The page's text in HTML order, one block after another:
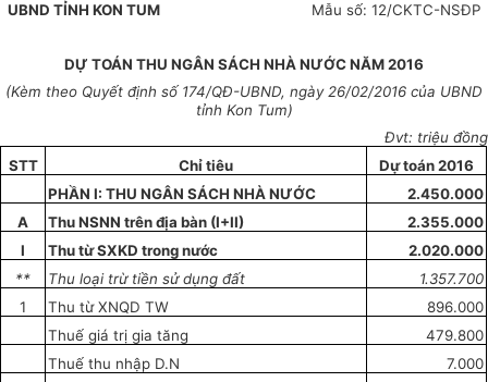
UBNDTỈNHKON TUM Mẫu số: 12/CKTC-NSĐP
DỰ TOÁN THU NGÂN SÁCH NHÀ NƯỚC NĂM 2016
(Kèm theo Quyết định số 174/QĐ-UBND, ngày26/02/2016 của UBND
tỉnh Kon Tum)
Đvt: triệu đồng
STT
Chỉ tiêu
Dự toán 2016
PHẦN I: THU NGÂN SÁCH NHÀ NƯỚC
2.450.000
A
Thu NSNN trên địa bàn (I+II)
2.355.000
I
Thu từ SXKD trong nước
2.020.000
**
Thu loại trừ tiền sử dụng đất
1.357.700
1
Thu từ XNQD TW
896.000
Thuế giá trị gia tăng
479.800
Thuế thu nhập D.N
7.000